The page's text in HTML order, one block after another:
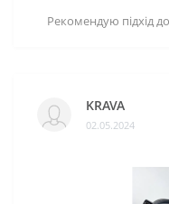
Рекомендую підхід
KRAVA
02.05.2024